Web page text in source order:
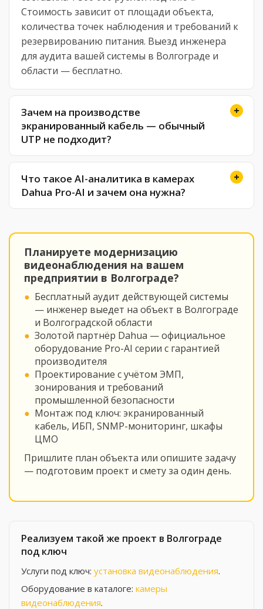
Стоимость зависит от площади объекта,
количества точек наблюдения и требований к
резервированию питания. Выезд инженера
для аудита вашей системы в Волгограде и
области — бесплатно.
Зачем на производстве
экранированный кабель — обычный
UTP не подходит?
Что такое AI-аналитика в камерах
Dahua Pro-AI и зачем она нужна?
Планируете модернизацию
видеонаблюдения на вашем
предприятии в Волгограде?
Бесплатный аудит действующей системы
— инженер выедет на объект в Волгограде
и Волгоградской области
Золотой партнёр Dahua — официальное
оборудование Pro-AI серии с гарантией
производителя
Проектирование с учётом ЭМП,
зонирования и требований
промышленной безопасности
Монтаж под ключ: экранированный
кабель, ИБП, SNMP-мониторинг, шкафы
ЦМО
Пришлите план объекта или опишите задачу
— подготовим проект и смету за один день.
Реализуем такой же проект в Волгограде
под ключ
Услуги под ключ: установка видеонаблюдения.
Оборудование в каталоге: камеры
видеонаблюдения.